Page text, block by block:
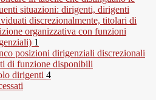
situazioni: dirigenti, dirigenti
discrezionalmente, titolari di
organizzativa con funzioni
1
posizioni dirigenziali discrezionali
di funzione disponibili
dirigenti 4